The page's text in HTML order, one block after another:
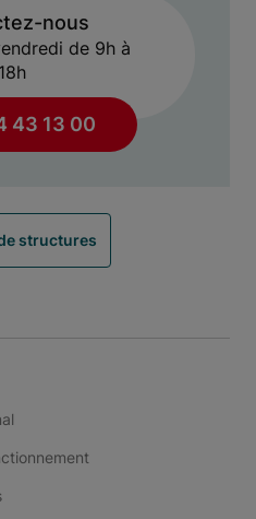
nous
de 9h à
18h
43 13 00
structures